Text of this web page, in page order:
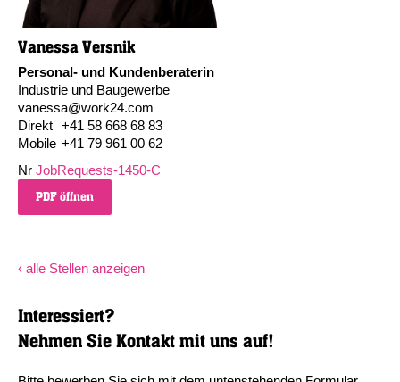
Vanessa Versnik
Personal- und Kundenberaterin
Industrie und Baugewerbe
vanessa@work24.com
Direkt +41 58 668 68 83
Mobile +41 79 961 00 62
Nr JobRequests-1450-C
PDF öffnen
‹ alle Stellen anzeigen
Interessiert?
Nehmen Sie Kontakt mit uns auf!